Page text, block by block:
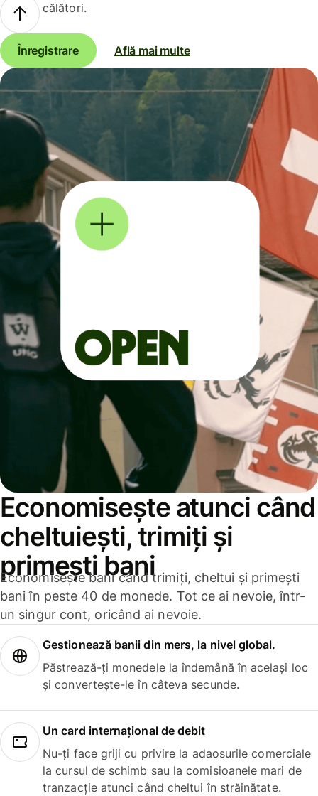
călători.
Înregistrare Află mai multe
Economisește atunci când
cheltuiești, trimiți și
primești bani
Economisește bani când trimiți, cheltui și primești
bani în peste 40 de monede. Tot ce ai nevoie, într-
un singur cont, oricând ai nevoie.
Gestionează banii din mers, la nivel global.
Păstrează-ți monedele la îndemână în același loc
și convertește-le în câteva secunde.
Un card internațional de debit
Nu-ți face griji cu privire la adaosurile comerciale
la cursul de schimb sau la comisioanele mari de
tranzacție atunci când cheltui în străinătate.